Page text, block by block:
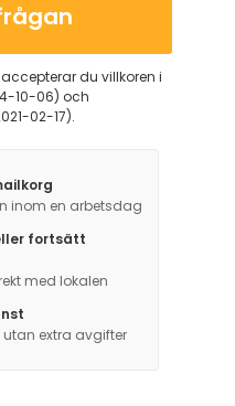
yritys-ja
Kysy lisää
sijaitsee
mahdollisuudesta
kirkolta juhlapaikalle.
Lähialueella marja-,
du villkoren i
10-06) och
02-17).
inom en arbetsdag
fortsätt
med lokalen
utan extra avgifter